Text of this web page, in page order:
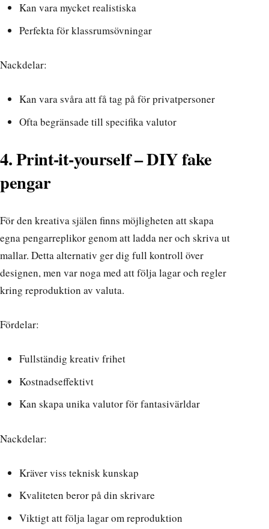
Kan vara mycket realistiska
Perfekta för klassrumsövningar
Nackdelar:
Kan vara svåra att få tag på för privatpersoner
Ofta begränsade till specifika valutor
4. Print-it-yourself – DIY fake
pengar
För den kreativa själen finns möjligheten att skapa
egna pengarreplikor genom att ladda ner och skriva ut
mallar. Detta alternativ ger dig full kontroll över
designen, men var noga med att följa lagar och regler
kring reproduktion av valuta.
Fördelar:
Fullständig kreativ frihet
Kostnadseffektivt
Kan skapa unika valutor för fantasivärldar
Nackdelar:
Kräver viss teknisk kunskap
Kvaliteten beror på din skrivare
Viktigt att följa lagar om reproduktion